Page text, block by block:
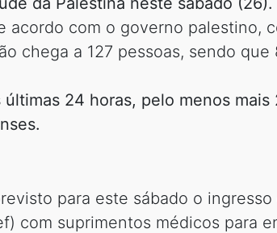
acordo com o governo palestino,
chega a 127 pessoas, sendo que
24 horas, pelo menos
para este sábado o
com suprimentos médicos para